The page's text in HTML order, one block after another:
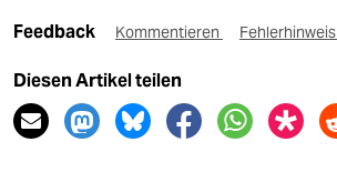
Feedback Kommentieren Fehlerhinweis
Diesen Artikel teilen